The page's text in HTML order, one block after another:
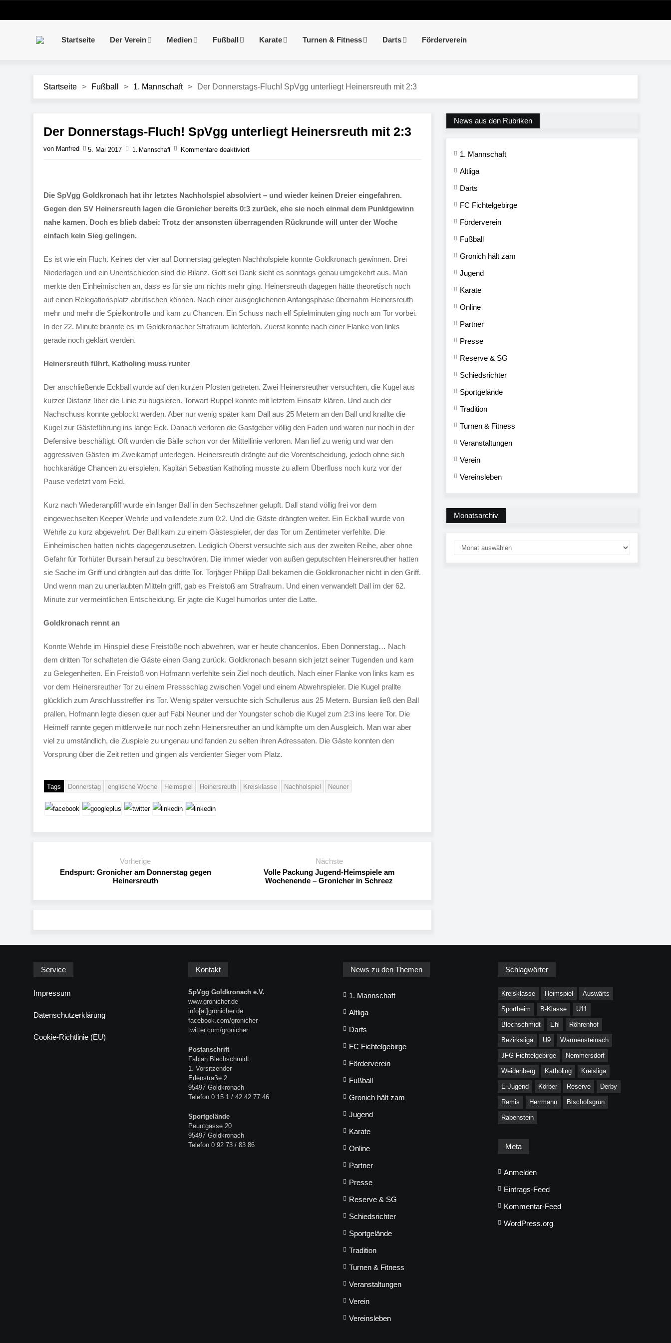
Startseite Der Verein Medien Fußball Karate Turnen & Fitness Darts Förderverein
Startseite > Fußball > 1. Mannschaft > Der Donnerstags-Fluch! SpVgg unterliegt Heinersreuth mit 2:3
Der Donnerstags-Fluch! SpVgg unterliegt Heinersreuth mit 2:3
von Manfred 5. Mai 2017 1. Mannschaft Kommentare deaktiviert
Die SpVgg Goldkronach hat ihr letztes Nachholspiel absolviert – und wieder keinen Dreier eingefahren.
Gegen den SV Heinersreuth lagen die Gronicher bereits 0:3 zurück, ehe sie noch einmal dem Punktgewinn
nahe kamen. Doch es blieb dabei: Trotz der ansonsten überragenden Rückrunde will unter der Woche
einfach kein Sieg gelingen.
Es ist wie ein Fluch. Keines der vier auf Donnerstag gelegten Nachholspiele konnte Goldkronach gewinnen. Drei
Niederlagen und ein Unentschieden sind die Bilanz. Gott sei Dank sieht es sonntags genau umgekehrt aus. Man
merkte den Einheimischen an, dass es für sie um nichts mehr ging. Heinersreuth dagegen hätte theoretisch noch
auf einen Relegationsplatz abrutschen können. Nach einer ausgeglichenen Anfangsphase übernahm Heinersreuth
mehr und mehr die Spielkontrolle und kam zu Chancen. Ein Schuss nach elf Spielminuten ging noch am Tor vorbei.
In der 22. Minute brannte es im Goldkronacher Strafraum lichterloh. Zuerst konnte nach einer Flanke von links
gerade noch geklärt werden.
Heinersreuth führt, Katholing muss runter
Der anschließende Eckball wurde auf den kurzen Pfosten getreten. Zwei Heinersreuther versuchten, die Kugel aus
kurzer Distanz über die Linie zu bugsieren. Torwart Ruppel konnte mit letztem Einsatz klären. Und auch der
Nachschuss konnte geblockt werden. Aber nur wenig später kam Dall aus 25 Metern an den Ball und knallte die
Kugel zur Gästeführung ins lange Eck. Danach verloren die Gastgeber völlig den Faden und waren nur noch in der
Defensive beschäftigt. Oft wurden die Bälle schon vor der Mittellinie verloren. Man lief zu wenig und war den
aggressiven Gästen im Zweikampf unterlegen. Heinersreuth drängte auf die Vorentscheidung, jedoch ohne sich
hochkarätige Chancen zu erspielen. Kapitän Sebastian Katholing musste zu allem Überfluss noch kurz vor der
Pause verletzt vom Feld.
Kurz nach Wiederanpfiff wurde ein langer Ball in den Sechszehner gelupft. Dall stand völlig frei vor dem
eingewechselten Keeper Wehrle und vollendete zum 0:2. Und die Gäste drängten weiter. Ein Eckball wurde von
Wehrle zu kurz abgewehrt. Der Ball kam zu einem Gästespieler, der das Tor um Zentimeter verfehlte. Die
Einheimischen hatten nichts dagegenzusetzen. Lediglich Oberst versuchte sich aus der zweiten Reihe, aber ohne
Gefahr für Torhüter Bursain herauf zu beschwören. Die immer wieder von außen geputschten Heinersreuther hatten
sie Sache im Griff und drängten auf das dritte Tor. Torjäger Philipp Dall bekamen die Goldkronacher nicht in den Griff.
Und wenn man zu unerlaubten Mitteln griff, gab es Freistoß am Strafraum. Und einen verwandelt Dall im der 62.
Minute zur vermeintlichen Entscheidung. Er jagte die Kugel humorlos unter die Latte.
Goldkronach rennt an
Konnte Wehrle im Hinspiel diese Freistöße noch abwehren, war er heute chancenlos. Eben Donnerstag… Nach
dem dritten Tor schalteten die Gäste einen Gang zurück. Goldkronach besann sich jetzt seiner Tugenden und kam
zu Gelegenheiten. Ein Freistoß von Hofmann verfehlte sein Ziel noch deutlich. Nach einer Flanke von links kam es
vor dem Heinersreuther Tor zu einem Pressschlag zwischen Vogel und einem Abwehrspieler. Die Kugel prallte
glücklich zum Anschlusstreffer ins Tor. Wenig später versuchte sich Schullerus aus 25 Metern. Bursian ließ den Ball
prallen, Hofmann legte diesen quer auf Fabi Neuner und der Youngster schob die Kugel zum 2:3 ins leere Tor. Die
Heimelf rannte gegen mittlerweile nur noch zehn Heinersreuther an und kämpfte um den Ausgleich. Man war aber
viel zu umständlich, die Zuspiele zu ungenau und fanden zu selten ihren Adressaten. Die Gäste konnten den
Vorsprung über die Zeit retten und gingen als verdienter Sieger vom Platz.
Tags Donnerstag englische Woche Heimspiel Heinersreuth Kreisklasse Nachholspiel Neuner
Vorherige
Endspurt: Gronicher am Donnerstag gegen
Heinersreuth
Nächste
Volle Packung Jugend-Heimspiele am
Wochenende – Gronicher in Schreez
News aus den Rubriken
1. Mannschaft
Altliga
Darts
FC Fichtelgebirge
Förderverein
Fußball
Gronich hält zam
Jugend
Karate
Online
Partner
Presse
Reserve & SG
Schiedsrichter
Sportgelände
Tradition
Turnen & Fitness
Veranstaltungen
Verein
Vereinsleben
Monatsarchiv
Service
Impressum
Datenschutzerklärung
Cookie-Richtlinie (EU)
Kontakt
SpVgg Goldkronach e.V.
www.gronicher.de
info[at]gronicher.de
facebook.com/gronicher
twitter.com/gronicher
Postanschrift
Fabian Blechschmidt
1. Vorsitzender
Erlenstraße 2
95497 Goldkronach
Telefon 0 15 1 / 42 42 77 46
Sportgelände
Peuntgasse 20
95497 Goldkronach
Telefon 0 92 73 / 83 86
News zu den Themen
1. Mannschaft
Altliga
Darts
FC Fichtelgebirge
Förderverein
Fußball
Gronich hält zam
Jugend
Karate
Online
Partner
Presse
Reserve & SG
Schiedsrichter
Sportgelände
Tradition
Turnen & Fitness
Veranstaltungen
Verein
Vereinsleben
Schlagwörter
Kreisklasse Heimspiel Auswärts
Sportheim B-Klasse U11
Blechschmidt Ehl Röhrenhof
Bezirksliga U9 Warmensteinach
JFG Fichtelgebirge Nemmersdorf
Weidenberg Katholing Kreisliga
E-Jugend Körber Reserve Derby
Remis Herrmann Bischofsgrün
Rabenstein
Meta
Anmelden
Eintrags-Feed
Kommentar-Feed
WordPress.org